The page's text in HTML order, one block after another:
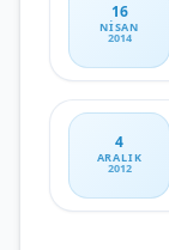
16
NISAN
2014
4
ARALIK
2012